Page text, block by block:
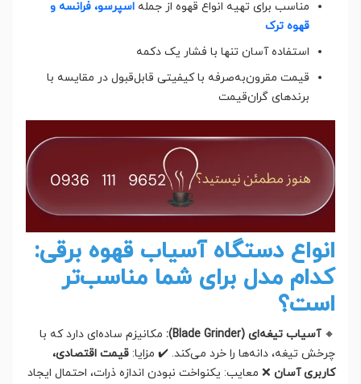
مناسب برای تهیه انواع قهوه از جمله اسپرسو، فرانسه و
قهوه ترک
استفاده آسان تنها با فشار یک دکمه
قیمت مقرون‌به‌صرفه با کیفیتی قابل‌قبول در مقایسه با
برندهای گران‌قیمت
انواع دستگاه آسیاب قهوه برقی:
کدام مدل برای شما مناسب‌تر
است؟
🔸آسیاب تیغه‌ای (Blade Grinder):
مکانیزم ساده‌ای دارد که با
چرخش تیغه، دانه‌ها را خرد می‌کند. ✔️ مزایا: قیمت اقتصادی،
کاربری آسان ❌ معایب: یکنواخت نبودن اندازه ذرات، احتمال ایجاد